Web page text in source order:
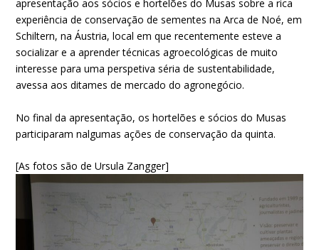
apresentação aos sócios e hortelões do Musas sobre a rica
experiência de conservação de sementes na Arca de Noé, em
Schiltern, na Áustria, local em que recentemente esteve a
socializar e a aprender técnicas agroecológicas de muito
interesse para umaperspetiva séria de sustentabilidade,
avessa aos ditames de mercado do agronegócio.
No final da apresentação, os hortelões e sócios do Musas
participaram nalgumas ações de conservação da quinta.
[As fotos são de Ursula Zangger]